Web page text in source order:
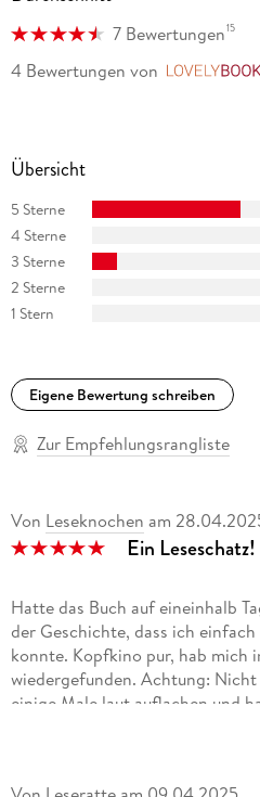
7 Bewertungen15
4 Bewertungen von
Übersicht
5 Sterne
4 Sterne
3 Sterne
2 Sterne
1 Stern
Eigene Bewertung schreiben
Zur Empfehlungsrangliste
Von Leseknochen am
Ein Leseschatz!
Hatte das Buch auf eineinhalb
der Geschichte, dass ich
konnte. Kopfkino pur, hab mich
wiedergefunden. Achtung:
einige Male laut auflachen und